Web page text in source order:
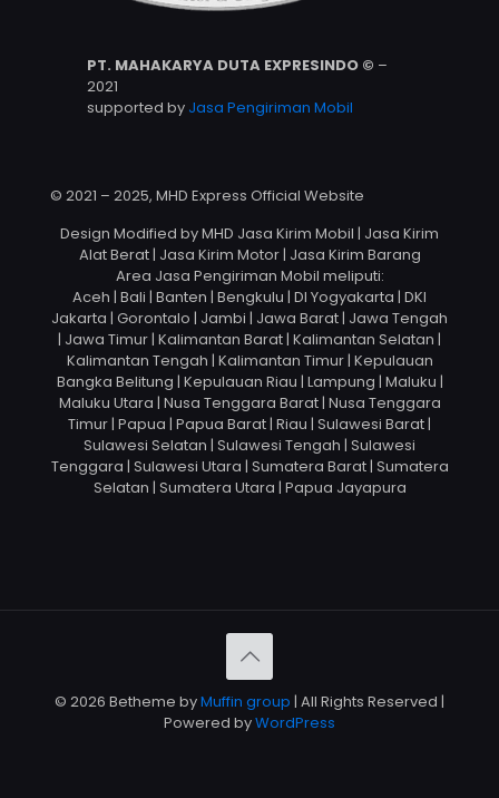
PT. MAHAKARYA DUTA EXPRESINDO © –
2021
supported by Jasa Pengiriman Mobil
© 2021 – 2025, MHD Express Official Website
Design Modified by MHD Jasa Kirim Mobil | Jasa Kirim
Alat Berat | Jasa Kirim Motor | Jasa Kirim Barang
Area Jasa Pengiriman Mobil meliputi:
Aceh | Bali | Banten | Bengkulu | DI Yogyakarta | DKI
Jakarta | Gorontalo | Jambi | Jawa Barat | Jawa Tengah
| Jawa Timur | Kalimantan Barat | Kalimantan Selatan |
Kalimantan Tengah | Kalimantan Timur | Kepulauan
Bangka Belitung | Kepulauan Riau | Lampung | Maluku |
Maluku Utara | Nusa Tenggara Barat | Nusa Tenggara
Timur | Papua | Papua Barat | Riau | Sulawesi Barat |
Sulawesi Selatan | Sulawesi Tengah | Sulawesi
Tenggara | Sulawesi Utara | Sumatera Barat | Sumatera
Selatan | Sumatera Utara | Papua Jayapura
© 2026 Betheme byMuffin group | All Rights Reserved |
Powered byWordPress